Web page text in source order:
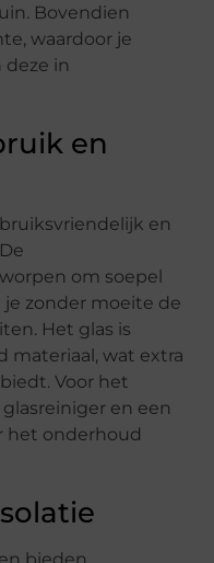
Bovendien
waardoor je
in
en
en
om soepel
zonder moeite de
Het glas is
materiaal, wat extra
Voor het
en een
het onderhoud